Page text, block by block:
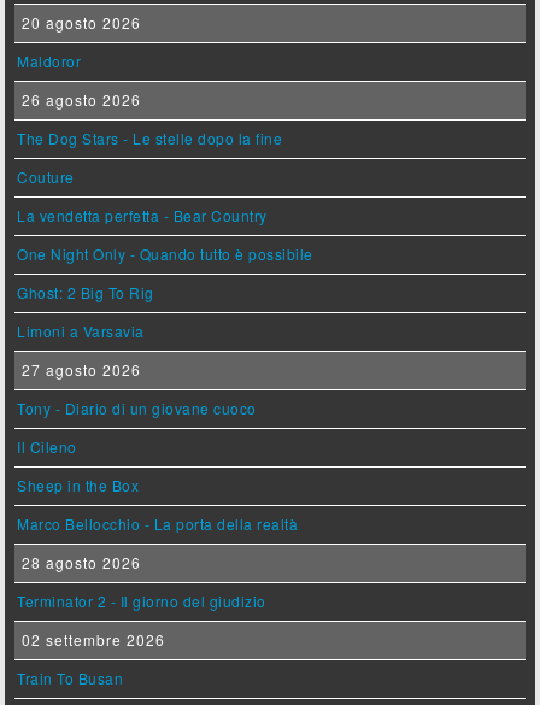
20 agosto 2026
Maldoror
26 agosto 2026
The Dog Stars - Le stelle dopo la fine
Couture
La vendetta perfetta - Bear Country
One Night Only - Quando tutto è possibile
Ghost: 2 Big To Rig
Limoni a Varsavia
27 agosto 2026
Tony - Diario di un giovane cuoco
Il Cileno
Sheep in the Box
Marco Bellocchio - La porta della realtà
28 agosto 2026
Terminator 2 - Il giorno del giudizio
02 settembre 2026
Train To Busan